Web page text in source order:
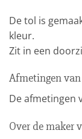
De tol is
kleur.
Zit in een
Afmetingen
De afmetingen
Over de maker